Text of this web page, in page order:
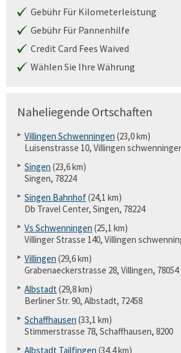
Gebühr Für Kilometerleistung
Gebühr Für Pannenhilfe
Credit Card Fees Waived
Wählen Sie Ihre Währung
Naheliegende Ortschaften
Villingen Schwenningen (23,0 km)
Luisenstrasse 10, Villingen
Singen (23,6 km)
Singen, 78224
Singen Bahnhof(24,1 km)
Db Travel Center, Singen, 78224
Vs Schwenningen (25,1 km)
Villinger Strasse 140, Villingen
Villingen (29,6 km)
Grabenaeckerstrasse 28, Villingen, 78054
Albstadt(29,8 km)
Berliner Str. 90, Albstadt, 72458
Schaffhausen (33,1 km)
Stimmerstrasse 78, Schaffhausen, 8200
Albstadt Tailfingen (34,4 km)